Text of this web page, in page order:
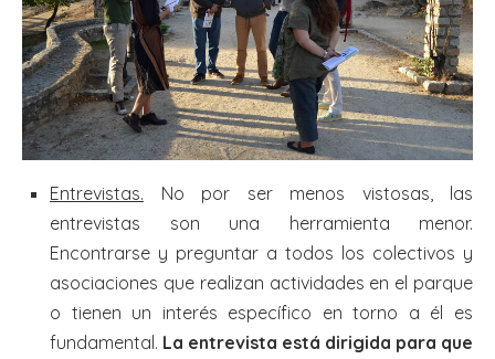
Entrevistas. No por ser menos vistosas, las
entrevistas son una herramienta menor.
Encontrarse y preguntar a todos los colectivos y
asociaciones que realizan actividades en el parque
o tienen un interés específico en torno a él es
fundamental. La entrevista está dirigida para que